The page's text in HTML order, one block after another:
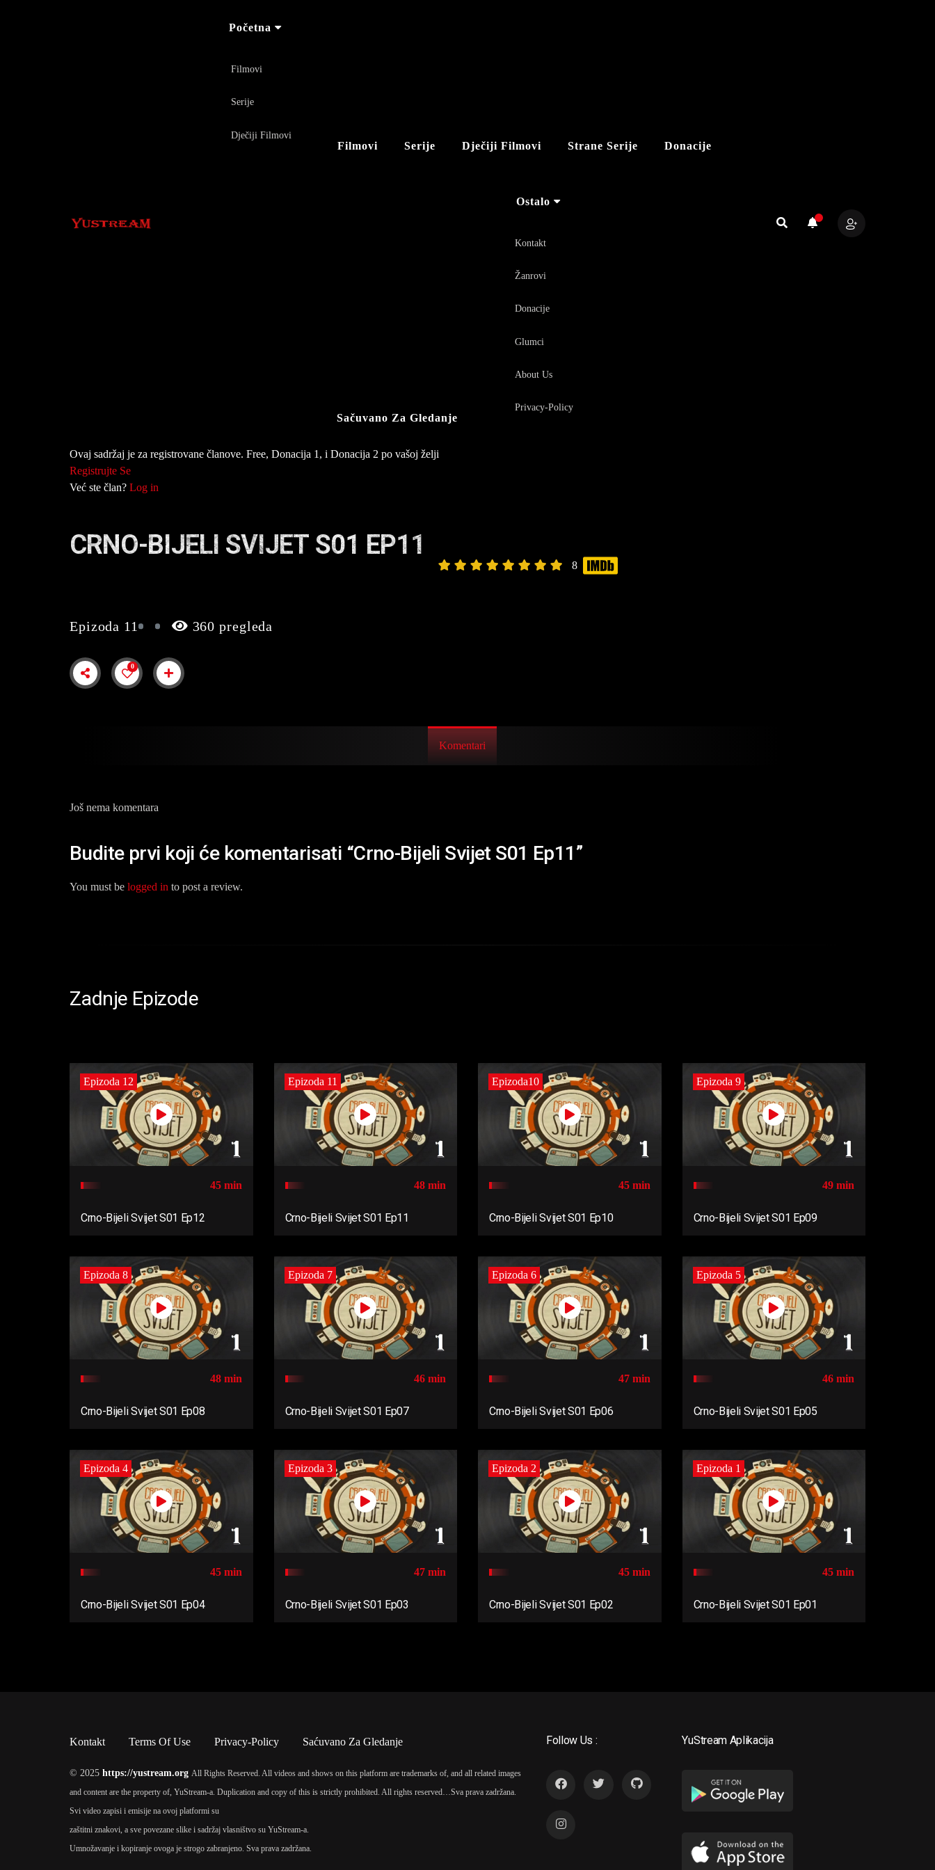
Početna
Filmovi
Serije
Dječiji Filmovi
Filmovi Serije Dječiji Filmovi Strane Serije Donacije
Sačuvano Za Gledanje
Ostalo
Kontakt
Žanrovi
Donacije
Glumci
About Us
Privacy-Policy
Ovaj sadržaj je za registrovane članove. Free, Donacija 1, i Donacija 2 po vašoj želji
Registrujte Se
Već ste član? Log in
CRNO-BIJELI SVIJET S01 EP11
8
Epizoda 11 360 pregleda
0
Komentari
Još nema komentara
Budite prvi koji će komentarisati “Crno-Bijeli Svijet S01 Ep11”
You must be logged in to post a review.
Zadnje Epizode
Epizoda 12
45 min
Crno-Bijeli Svijet S01 Ep12
Epizoda 11
48 min
Crno-Bijeli Svijet S01 Ep11
Epizoda10
45 min
Crno-Bijeli Svijet S01 Ep10
Epizoda 9
49 min
Crno-Bijeli Svijet S01 Ep09
Epizoda 8
48 min
Crno-Bijeli Svijet S01 Ep08
Epizoda 7
46 min
Crno-Bijeli Svijet S01 Ep07
Epizoda 6
47 min
Crno-Bijeli Svijet S01 Ep06
Epizoda 5
46 min
Crno-Bijeli Svijet S01 Ep05
Epizoda 4
45 min
Crno-Bijeli Svijet S01 Ep04
Epizoda 3
47 min
Crno-Bijeli Svijet S01 Ep03
Epizoda 2
45 min
Crno-Bijeli Svijet S01 Ep02
Epizoda 1
45 min
Crno-Bijeli Svijet S01 Ep01
Kontakt Terms Of Use Privacy-Policy Saćuvano Za Gledanje
© 2025 https://yustream.org All Rights Reserved. All videos and shows on this platform are trademarks of, and all related images
and content are the property of, YuStream-a. Duplication and copy of this is strictly prohibited. All rights reserved…Sva prava zadržana.
Svi video zapisi i emisije na ovoj platformi su
zaštitni znakovi, a sve povezane slike i sadržaj vlasništvo su YuStream-a.
Umnožavanje i kopiranje ovoga je strogo zabranjeno. Sva prava zadržana.
Follow Us : YuStream Aplikacija